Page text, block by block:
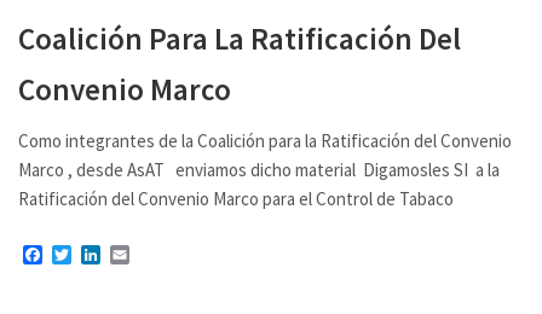
Coalición Para La Ratificación Del
Convenio Marco
Como integrantes de la Coalición para la Ratificación del Convenio
Marco , desde AsAT enviamos dicho material Digamosles SI a la
Ratificación del Convenio Marco para el Control de Tabaco
Facebook
TwitterLinkedIn